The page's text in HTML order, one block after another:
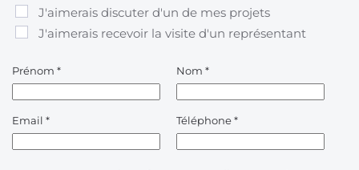
J'aimerais discuter d'un de mes projets
J'aimerais recevoir la visite d'un représentant
Prénom * Nom *
Email * Téléphone*